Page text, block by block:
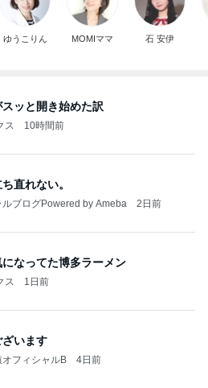
ゆうこりん MOMIママ 石 安伊
ッと開き始めた訳
ス 10時間前
直れない。
ルブログPowered by Ameba 2日前
なってた博多ラーメン
ス 1日前
います
フィシャルB 4日前